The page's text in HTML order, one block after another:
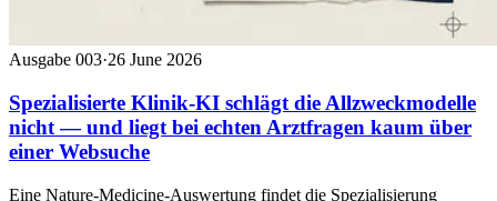
Ausgabe 003·26 June 2026
Spezialisierte Klinik-KI schlägt die Allzweckmodelle
nicht — und liegt bei echten Arztfragen kaum über
einer Websuche
Eine Nature-Medicine-Auswertung findet die Spezialisierung